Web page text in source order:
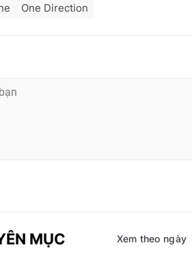
One Direction
MỤC Xem theo ngày